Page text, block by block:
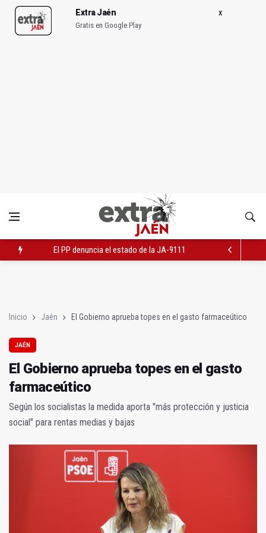
Extra Jaén
Gratis en Google Play
El PP denuncia el estado de la JA-9111 y pide a Diputación
Inicio Jaén El Gobierno aprueba topes en el gasto farmaceútico
JAÉN
El Gobierno aprueba topes en el gasto
farmaceútico
Según los socialistas la medida aporta "más protección y justicia
social" para rentas medias y bajas